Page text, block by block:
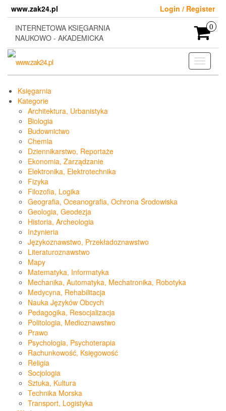
content
www.zak24.pl
Login / Register
INTERNETOWA KSIĘGARNIA
NAUKOWO - AKADEMICKA
0
Toggle
Księgarnia
Kategorie
Architektura, Urbanistyka
Biologia
Budownictwo
Chemia
Dziennikarstwo, Reportaże
Ekonomia, Zarządzanie
Elektronika, Elektrotechnika
Fizyka
Filozofia, Logika
Geografia, Oceanografia, Ochrona Środowiska
Geologia, Geodezja
Historia, Archeologia
Inżynieria
Językoznawstwo, Przekładoznawstwo
Literaturoznawstwo
Mapy
Matematyka, Informatyka
Mechanika, Automatyka, Mechatronika, Robotyka
Medycyna, Rehabilitacja
Nauka Języków Obcych
Pedagogika, Resocjalizacja
Politologia, Medioznawstwo
Prawo
Psychologia, Psychoterapia
Rachunkowość, Księgowość
Religia
Socjologia
Sztuka, Kultura
Technika Morska
Transport, Logistyka